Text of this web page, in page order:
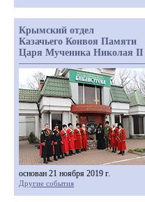
Крымский отдел
Казачьего Конвоя Памяти
Царя Мученика Николая II
основан 21 ноября 2019 г.
Другие события